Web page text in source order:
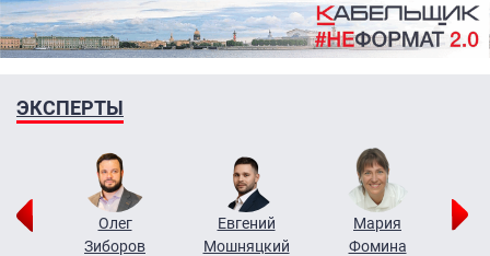
ЭКСПЕРТЫ
Олег
Зиборов
Евгений
Мошняцкий
Мария
Фомина